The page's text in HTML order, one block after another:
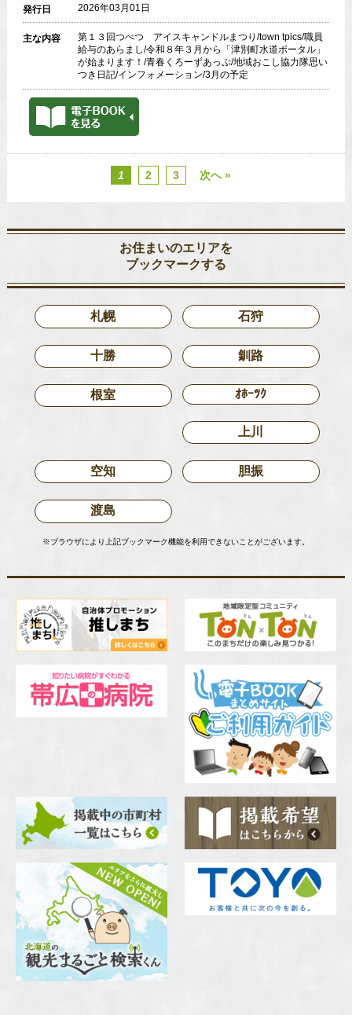
発行日 2026年03月01日
主な内容
第１３回つべつ アイスキャンドルまつり/town tpics/職員
給与のあらまし/令和８年３月から「津別町水道ポータル」
が始まります！/青春くろーずあっぷ/地域おこし協力隊思い
つき日記/インフォメーション/3月の予定
1 2 3 次へ »
お住まいのエリアを
ブックマークする
札幌 石狩
十勝 釧路
根室 ｵﾎｰﾂｸ
上川
空知 胆振
渡島
※ブラウザにより上記ブックマーク機能を利用できないことがございます。